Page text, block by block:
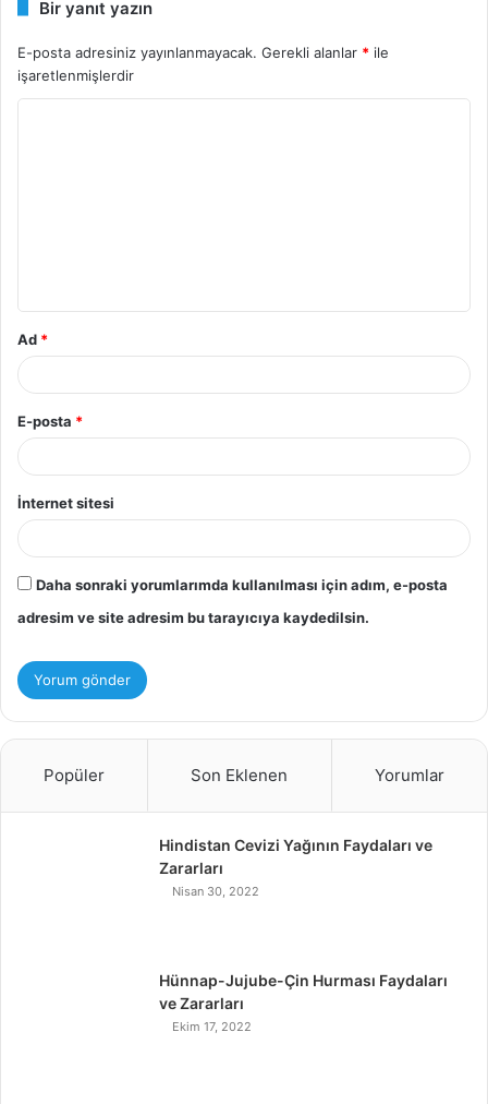
Bir yanıt yazın
E-posta adresiniz yayınlanmayacak. Gerekli alanlar * ile
işaretlenmişlerdir
Ad *
E-posta *
İnternet sitesi
Daha sonraki yorumlarımda kullanılması için adım, e-posta
adresim ve site adresim bu tarayıcıya kaydedilsin.
Popüler Son Eklenen Yorumlar
Hindistan Cevizi Yağının Faydaları ve
Zararları
Nisan 30, 2022
Hünnap-Jujube-Çin Hurması Faydaları
ve Zararları
Ekim 17, 2022